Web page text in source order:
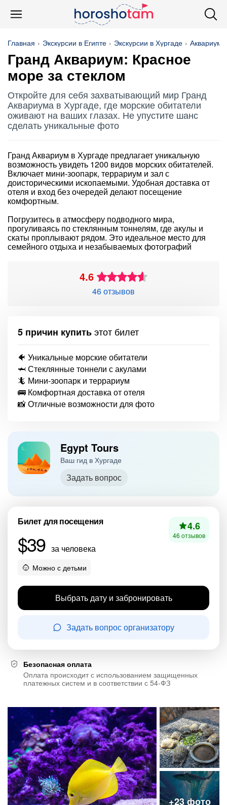
Главная Экскурсии в Египте Экскурсии в Хургаде Аквариум
Гранд Аквариум: Красное
море за стеклом
Откройте для себя захватывающий мир Гранд
Аквариума в Хургаде, где морские обитатели
оживают на ваших глазах. Не упустите шанс
сделать уникальные фото
Гранд Аквариум в Хургаде предлагает уникальную
возможность увидеть 1200 видов морских обитателей.
Включает мини-зоопарк, террариум и зал с
доисторическими ископаемыми. Удобная доставка от
отеля и вход без очередей делают посещение
комфортным.
Погрузитесь в атмосферу подводного мира,
прогуливаясь по стеклянным тоннелям, где акулы и
скаты проплывают рядом. Это идеальное место для
семейного отдыха и незабываемых фотографий
4.6
46 отзывов
5 причин купитьэтот билет
🐠 Уникальные морские обитатели
🦈 Стеклянные тоннели с акулами
🦎 Мини-зоопарк и террариум
🚌 Комфортная доставка от отеля
📸 Отличные возможности для фото
Egypt Tours
Ваш гид в Хургаде
Задать вопрос
Билет для посещения
$39 за человека
4.6
46 отзывов
Можно с детьми
Выбрать дату и забронировать
Задать вопрос организатору
Безопасная оплата
Оплата происходит с использованием защищенных
платежных систем и в соответствии с 54-ФЗ